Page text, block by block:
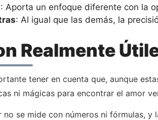
: Aporta un enfoque diferente con la
: Al igual que las demás, la
Realmente
tener en cuenta que, aunque
ni mágicas para encontrar el amor
no se mide con números ni fórmulas,